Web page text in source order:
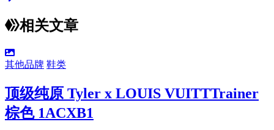
相关文章
其他品牌 鞋类
顶级纯原 Tyler x LOUIS VUITTTrainer
棕色 1ACXB1